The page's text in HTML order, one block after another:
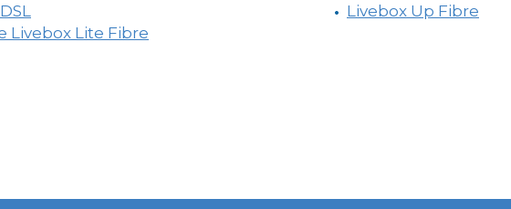
Livebox Up Fibre
Livebox Lite Fibre